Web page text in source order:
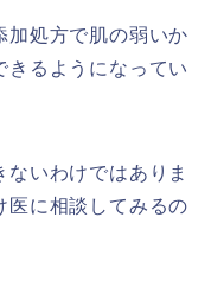
加処方で肌の弱いか
きるようになってい
いわけではありま
医に相談してみるの